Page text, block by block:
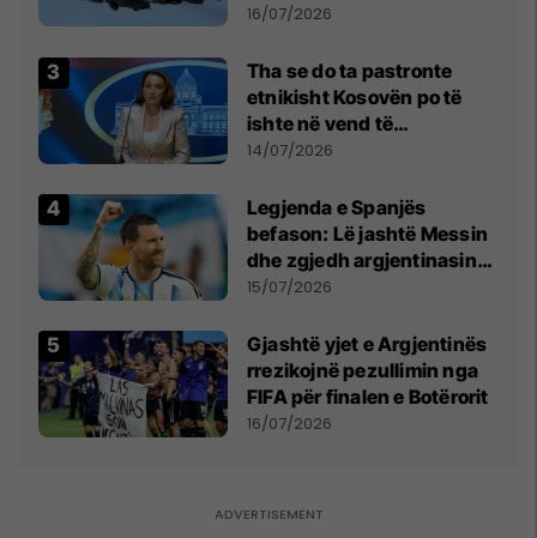
16/07/2026
Tha se do ta pastronte
etnikisht Kosovën po të
ishte në vend të
Millosheviqit, Lëvizja e
kërkon shkarkimin e
menjëhershëm të
Snezhana Paunoviq
14/07/2026
Legjenda e Spanjës
befason: Lë jashtë Messin
dhe zgjedh argjentinasin
më të mirë në botë
15/07/2026
Gjashtë yjet e Argjentinës
rrezikojnë pezullimin nga
FIFA për finalen e Botërorit
16/07/2026